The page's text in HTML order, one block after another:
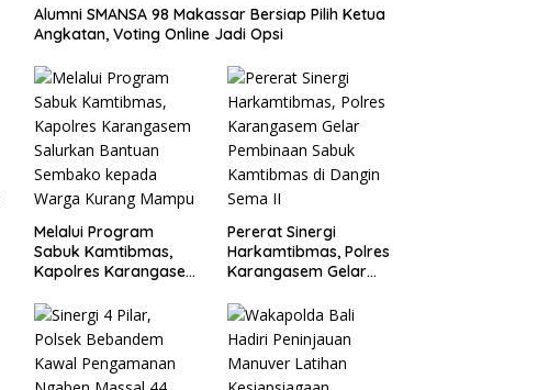
Alumni SMANSA 98 Makassar Bersiap Pilih Ketua
Angkatan, Voting Online Jadi Opsi
Melalui Program
Sabuk Kamtibmas,
Kapolres Karangasem
Sembako kepada
Warga Kurang
Mampu
Pererat Sinergi
Harkamtibmas, Polres
Karangasem Gelar
Kamtibmas di Dangin
Sema II